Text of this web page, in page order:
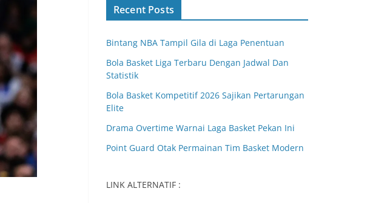
Recent Posts
Bintang NBA Tampil Gila di Laga Penentuan
Bola Basket Liga Terbaru Dengan Jadwal Dan
Statistik
Bola Basket Kompetitif 2026 Sajikan Pertarungan
Elite
Drama Overtime Warnai Laga Basket Pekan Ini
Point Guard Otak Permainan Tim Basket Modern
LINK ALTERNATIF :